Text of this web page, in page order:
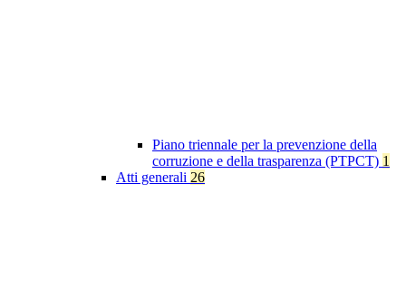
Piano triennale per la prevenzione della
corruzione e della trasparenza (PTPCT) 1
Atti generali 26